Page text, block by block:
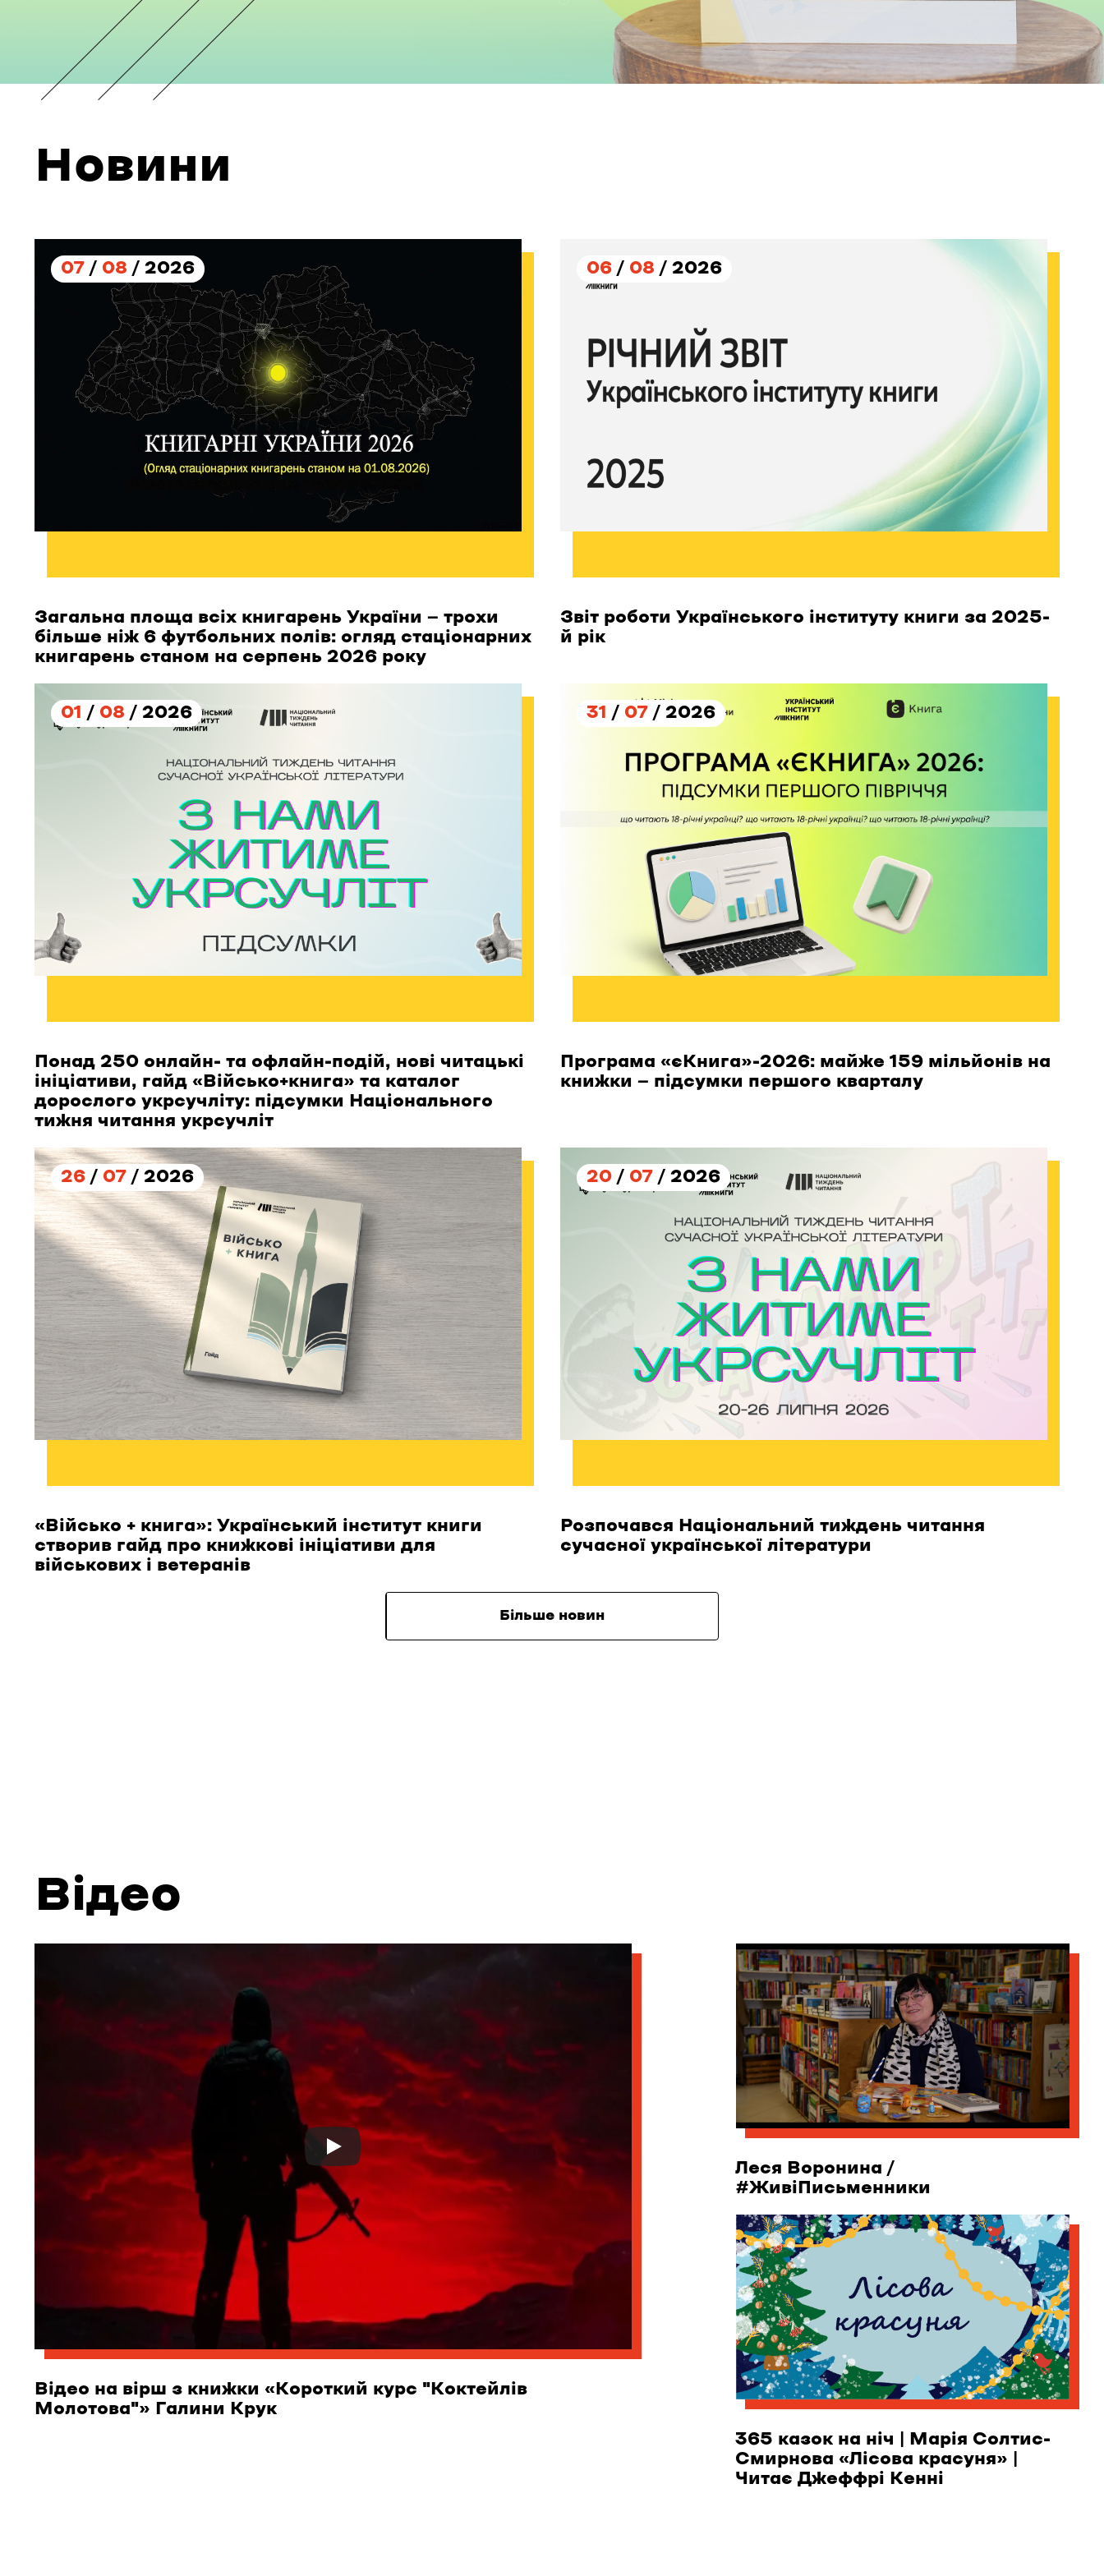
Новини
07 / 08 / 2026
Загальна площа всіх книгарень України — трохи
більше ніж 6 футбольних полів: огляд стаціонарних
книгарень станом на серпень 2026 року
06 / 08 / 2026
Звіт роботи Українського інституту книги за 2025-
й рік
01 / 08 / 2026
Понад 250 онлайн- та офлайн-подій, нові читацькі
ініціативи, гайд «Військо+книга» та каталог
дорослого укрсучліту: підсумки Національного
тижня читання укрсучліт
31 / 07 / 2026
Програма «єКнига»-2026: майже 159 мільйонів на
книжки — підсумки першого кварталу
26 / 07 / 2026
«Військо + книга»: Український інститут книги
створив гайд про книжкові ініціативи для
військових і ветеранів
20 / 07 / 2026
Розпочався Національний тиждень читання
сучасної української літератури
Більше новин
Відео
Відео на вірш з книжки «Короткий курс "Коктейлів
Молотова"» Галини Крук
Леся Воронина /
#ЖивіПисьменники
365 казок на ніч | Марія Солтис-
Смирнова «Лісова красуня» |
Читає Джеффрі Кенні